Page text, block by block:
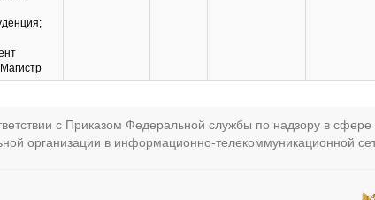
со
с Приказом Федеральной службы по надзору в
организации в информационно-телекоммуникационной